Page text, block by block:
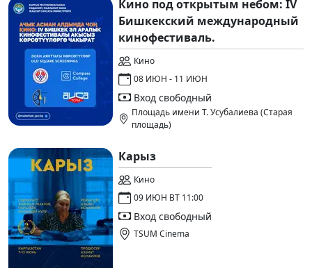
Кино под открытым небом: IV
Бишкекский международный
кинофестиваль.
Кино
08 ИЮН - 11 ИЮН
Вход свободный
Площадь имени Т. Усубалиева (Старая
площадь)
Карыз
Кино
09 ИЮН ВТ 11:00
Вход свободный
TSUM Cinema